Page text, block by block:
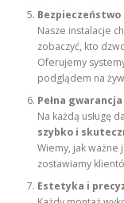
Nasze instalacje
zobaczyć, kto
Oferujemy
podglądem na
Pełna
Na każdą usługę
szybko i
Wiemy, jak
zostawiamy
Estetyka i